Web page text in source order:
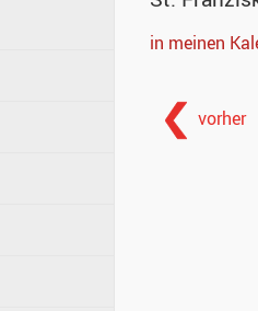
in meinen
vorher